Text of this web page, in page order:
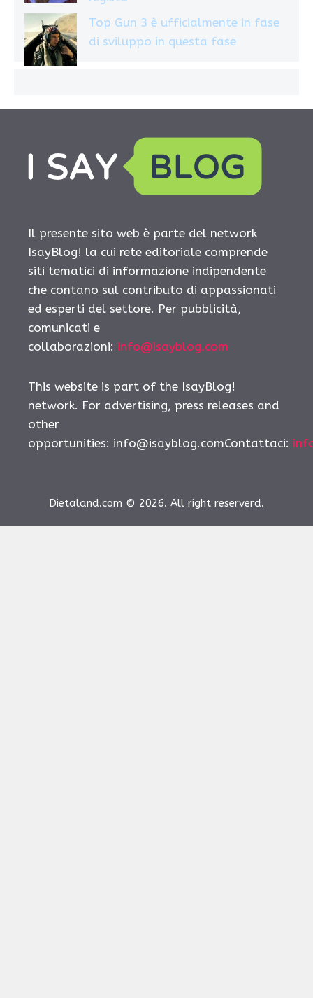
Top Gun 3 è ufficialmente in fase
di sviluppo in questa fase
Il presente sito web è parte del network
IsayBlog! la cui rete editoriale comprende
siti tematici di informazione indipendente
che contano sul contributo di appassionati
ed esperti del settore. Per pubblicità,
comunicati e
collaborazioni: info@isayblog.com
This website is part of the IsayBlog!
network. For advertising, press releases and
other
opportunities: info@isayblog.comContattaci:
Dietaland.com © 2026. All right reserverd.